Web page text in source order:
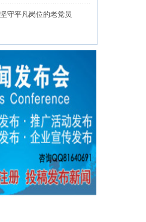
坚守平凡岗位的老党员